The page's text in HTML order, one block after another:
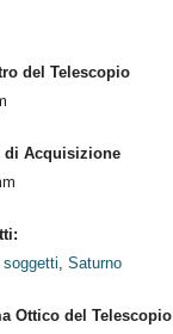
del Telescopio
di Acquisizione
, Saturno
Ottico del Telescopio